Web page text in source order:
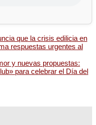
que la crisis edilicia en
respuestas urgentes al
y nuevas propuestas:
para celebrar el Día del